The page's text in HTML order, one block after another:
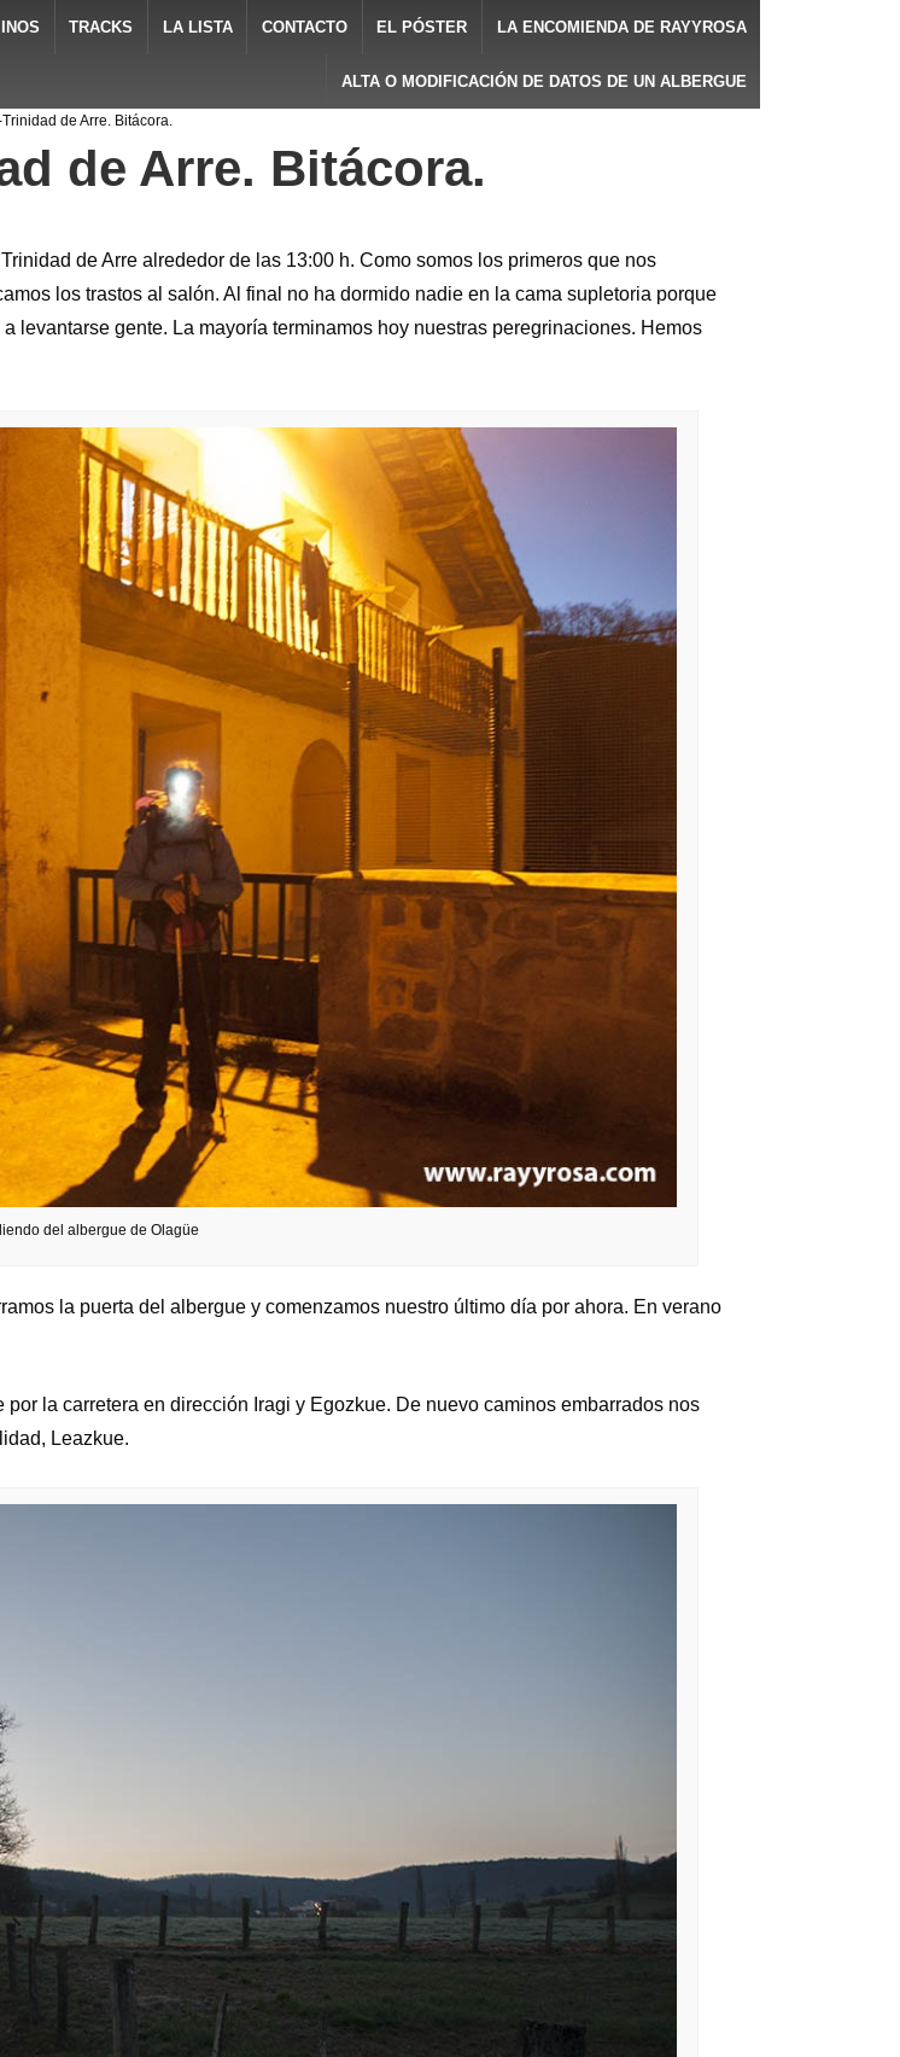
TRACKS LA LISTA CONTACTO EL PÓSTER LA ENCOMIENDA DE RAYYROSA
ALTA O MODIFICACIÓN DE DATOS DE UN ALBERGUE
de Arre. Bitácora.
de Arre. Bitácora.
de Arre alrededor de las 13:00 h. Como somos los primeros que nos
los trastos al salón. Al final no ha dormido nadie en la cama supletoria porque
levantarse gente. La mayoría terminamos hoy nuestras peregrinaciones. Hemos
del albergue de Olagüe
la puerta del albergue y comenzamos nuestro último día por ahora. En verano
la carretera en dirección Iragi y Egozkue. De nuevo caminos embarrados nos
Leazkue.